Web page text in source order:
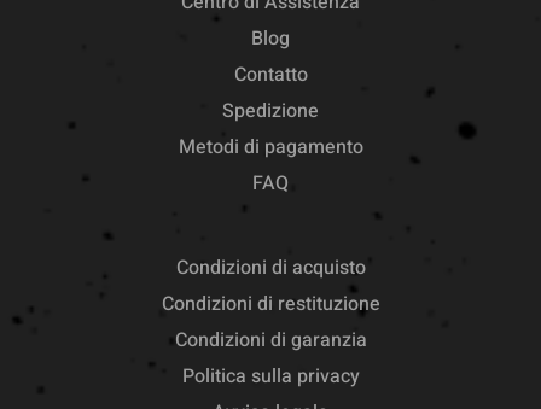
Blog
Contatto
Spedizione
Metodi di pagamento
FAQ
Condizioni di acquisto
Condizioni di restituzione
Condizioni di garanzia
Politica sulla privacy